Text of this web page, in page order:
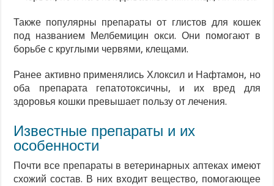
Также популярны препараты от глистов для кошек
под названием Мелбемицин окси. Они помогают в
борьбе с круглыми червями, клещами.
Ранее активно применялись Хлоксил и Нафтамон, но
оба препарата гепатотоксичны, и их вред для
здоровья кошки превышает пользу от лечения.
Известные препараты и их
особенности
Почти все препараты в ветеринарных аптеках имеют
схожий состав. В них входит вещество, помогающее